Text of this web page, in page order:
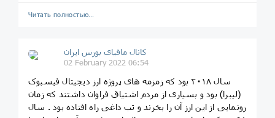
Читать полностью…
کانال مافیای بورس ایران
02 February 2022 06:54
سال ۲۰۱۸ بود که زمزمه های پروژه ارز دیجیتال فیسبوک
(لیبرا) بود و بسیاری از مردم اشتیاق فراوان داشتند که زمان
رونمایی از این ارز آن را بخرند و تب داغی راه افتاده بود . سال